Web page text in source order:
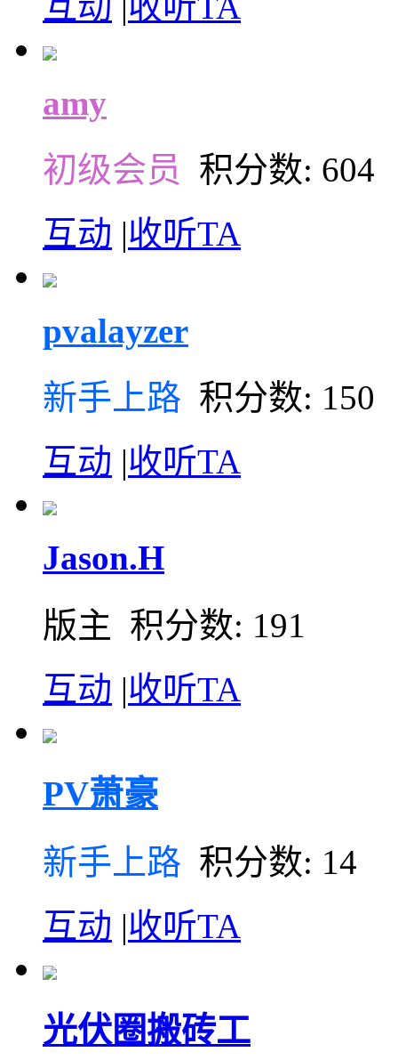
amy
初级会员
积分数: 604
互动 |收听TA
pvalayzer
新手上路 积分数: 150
互动 |收听TA
Jason.H
版主 积分数: 191
互动 |收听TA
PV萧豪
新手上路 积分数: 14
互动 |收听TA
光伏圈搬砖工